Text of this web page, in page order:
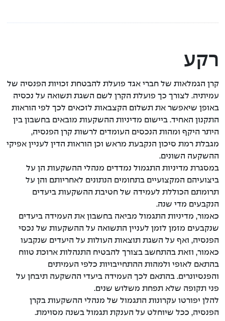
רקע
קרן הגמלאות של חברי אגד פועלת להבטחת זכויות הפנסיה של
עמיתיה. לצורך כך פועלת הקרן לשם השגת תשואה על נכסיה
באופן שיאפשר את תשלום הקצבאות לזכאים לכך לפי הוראות
התקנון האחיד. ביישום מדיניות ההשקעות מובאים בחשבון בין
היתר היקף ומהות הנכסים העומדים לרשות קרן הפנסיה,
מגבלת רמת סיכון הנקבעת מראש וכן הוראות הדין לעניין אפיקי
ההשקעה השונים.
במסגרת מדיניות התגמול נמדדים מנהלי ההשקעות הן על
ביצועיהם המקצועיים בתחומים הנתונים לאחריותם והן על
תרומתם הכוללת לעמידה של חטיבת ההשקעות ביעדים
הנקבעים מדי שנה.
כאמור, מדיניות התגמול מביאה בחשבון את העמידה ביעדים
שנקבעים מזמן לזמן לעניין התשואה על ההשקעות של נכסי
הפנסיה, ואף על השגת תוצאות העולות על היעדים שנקבעו
כאמור, וזאת בהתחשב בצורך להבטיח התנהלות ארוכת טווח
בהתאם לאופי ולמהות ההתחייבויות כלפי העמיתים
והפנסיונרים. בהתאם לכך העמידה ביעדי ההשקעה תיבחן על
פני תקופה שלא תפחת משלוש שנים.
להלן יפורטו עקרונות התגמול של מנהלי ההשקעות בקרן
הפנסיה, ככל שיוחלט על הענקת תגמול בשנה מסוימת.